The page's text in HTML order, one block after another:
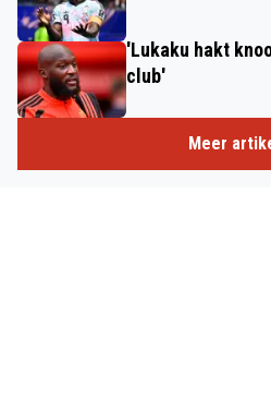
'Lukaku hakt
club'
Meer